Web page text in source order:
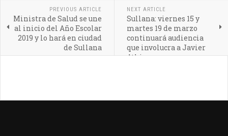
PREVIOUS ARTICLE
Ministra de Salud se une
al inicio del Año Escolar
2019 y lo hará en ciudad
de Sullana
NEXT ARTICLE
Sullana: viernes 15 y
martes 19 de marzo
continuará audiencia
que involucra a Javier
Atkins